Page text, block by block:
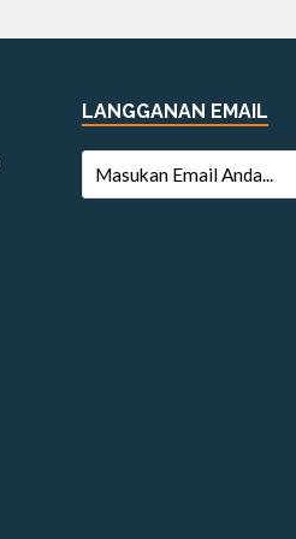
LANGGANAN EMAIL